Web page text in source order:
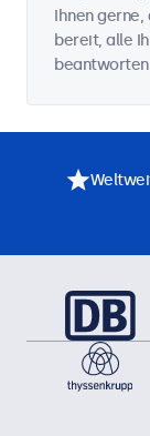
Ihnen
bereit, alle